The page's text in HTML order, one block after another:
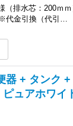
（排水芯：200
代金引換（代引…
器 + タンク
ュアホワイ